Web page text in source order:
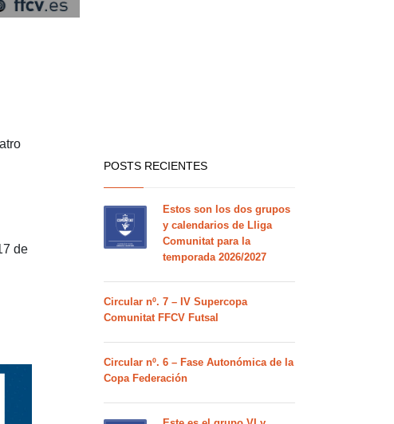
de
POSTS RECIENTES
Estos son los dos grupos
y calendarios de Lliga
Comunitat para la
temporada 2026/2027
Circular nº. 7 – IV Supercopa
Comunitat FFCV Futsal
Circular nº. 6 – Fase Autonómica de la
Copa Federación